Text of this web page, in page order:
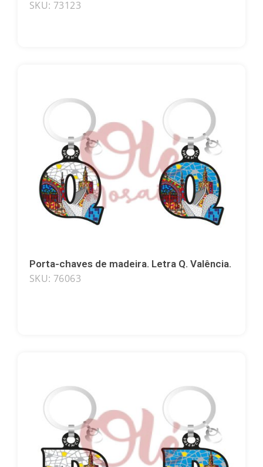
SKU: 73123
Porta-chaves de madeira. Letra Q. Valência.
SKU: 76063